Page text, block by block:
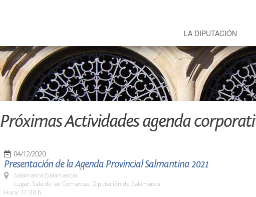
LA DIPUTACIÓN
Próximas Actividades agenda
04/12/2020
Presentación de la Agenda Provincial Salmantina 2021
Salamanca (Salamanca)
Lugar: Sala de las Comarcas. Diputación de Salamanca
Hora: 11:30 h.